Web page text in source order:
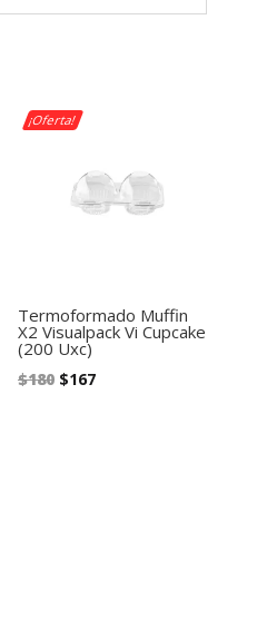
¡Oferta!
Termoformado Muffin
X2 Visualpack Vi Cupcake
(200 Uxc)
$180 El
$167El